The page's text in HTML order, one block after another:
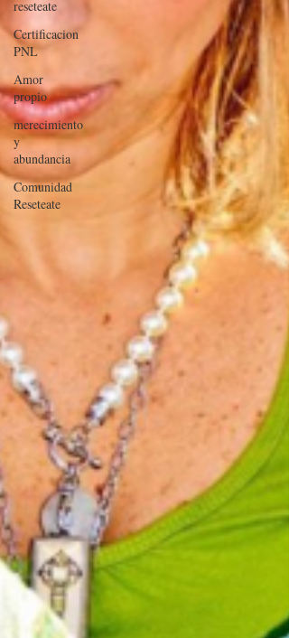
reseteate
Certificacion
PNL
Amor
propio
merecimiento
y
abundancia
Comunidad
Reseteate